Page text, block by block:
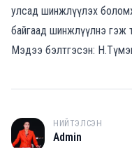
улсад шинжлүүлэх
байгаад шинжлүүлнэ гэж
Мэдээ бэлтгэсэн:
A
НИЙТЭЛСЭН
Admin